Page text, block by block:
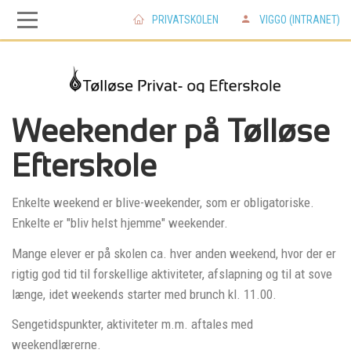
Skip
Skip
PRIVATSKOLEN VIGGO (INTRANET)
Weekender på Tølløse
Efterskole
Enkelte weekend er blive-weekender, som er obligatoriske.
Enkelte er "bliv helst hjemme" weekender.
Mange elever er på skolen ca. hver anden weekend, hvor der er
rigtig god tid til forskellige aktiviteter, afslapning og til at sove
længe, idet weekends starter med brunch kl. 11.00.
Sengetidspunkter, aktiviteter m.m. aftales med
weekendlærerne.